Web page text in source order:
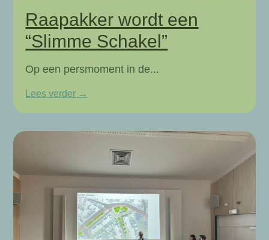
Raapakker wordt een
“Slimme Schakel”
Op een persmoment in de...
Lees verder →